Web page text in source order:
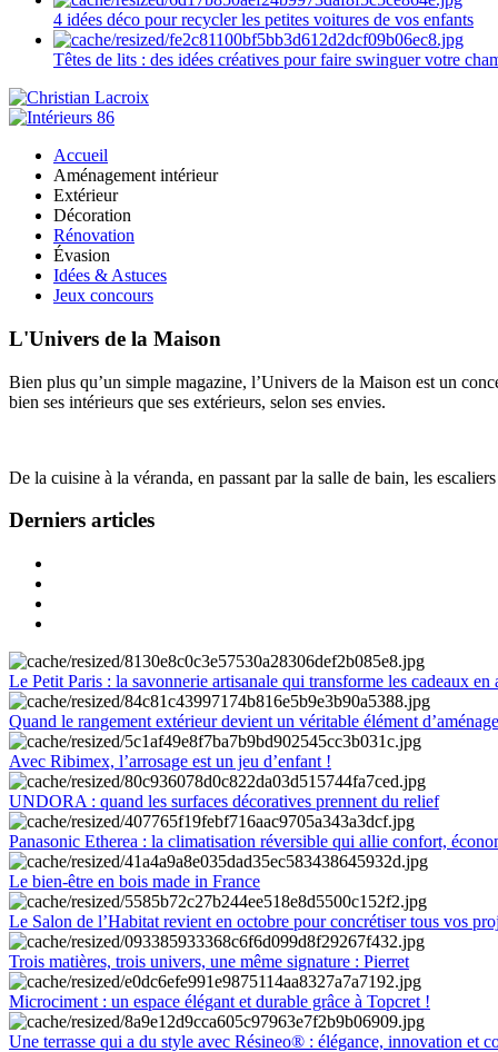
4 idées déco pour recycler les petites voitures de vos enfants
Têtes de lits : des idées créatives pour faire swinguer votre
Accueil
Aménagement intérieur
Extérieur
Décoration
Rénovation
Évasion
Idées & Astuces
Jeux concours
L'Univers de la Maison
Bien plus qu’un simple magazine, l’Univers de la Maison est un
bien ses intérieurs que ses extérieurs, selon ses envies.
De la cuisine à la véranda, en passant par la salle de bain, les
Derniers articles
Le Petit Paris : la savonnerie artisanale qui transforme les cadeaux en
Quand le rangement extérieur devient un véritable élément
Avec Ribimex, l’arrosage est un jeu d’enfant !
UNDORA : quand les surfaces décoratives prennent du relief
Panasonic Etherea : la climatisation réversible qui allie confort,
Le bien-être en bois made in France
Le Salon de l’Habitat revient en octobre pour concrétiser tous vos
Trois matières, trois univers, une même signature : Pierret
Microciment : un espace élégant et durable grâce à Topcret !
Une terrasse qui a du style avec Résineo® : élégance, innovation et